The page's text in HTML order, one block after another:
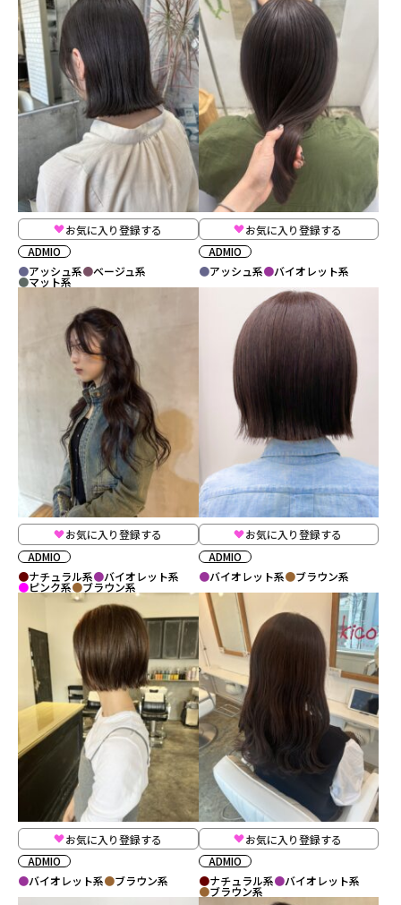
お気に入り登録する
ADMIO
アッシュ系
ベージュ系
マット系
お気に入り登録する
ADMIO
アッシュ系
バイオレット系
お気に入り登録する
ADMIO
ナチュラル系
バイオレット系
ピンク系 ブラウン系
お気に入り登録する
ADMIO
バイオレット系
ブラウン系
お気に入り登録する
ADMIO
バイオレット系
ブラウン系
お気に入り登録する
ADMIO
ナチュラル系
バイオレット系
ブラウン系